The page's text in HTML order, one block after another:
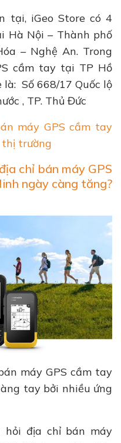
tại, iGeo Store có 4
Hà Nội – Thành phố
– Nghệ An. Trong
cầm tay tại TP Hồ
Số 668/17 Quốc lộ
, TP. Thủ Đức
máy GPS cầm tay
trường
chỉ bán máy GPS
ngày càng tăng?
máy GPS cầm tay
tay bởi nhiều ứng
hỏi địa chỉ bán máy